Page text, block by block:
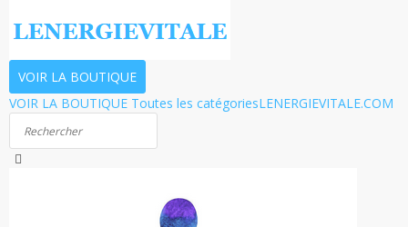
VOIR LA BOUTIQUE
VOIR LA BOUTIQUE Toutes les catégoriesLENERGIEVITALE.COM